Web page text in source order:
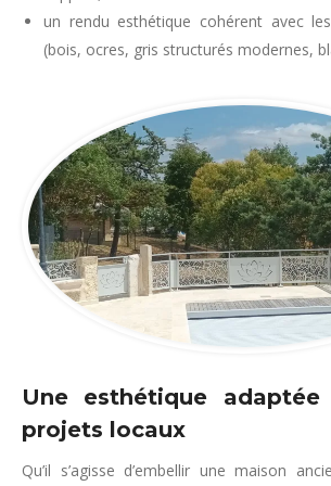
un rendu esthétique cohérent avec
(bois, ocres, gris structurés modernes,
Une esthétique
projets locaux
Qu’il s’agisse d’embellir une maison